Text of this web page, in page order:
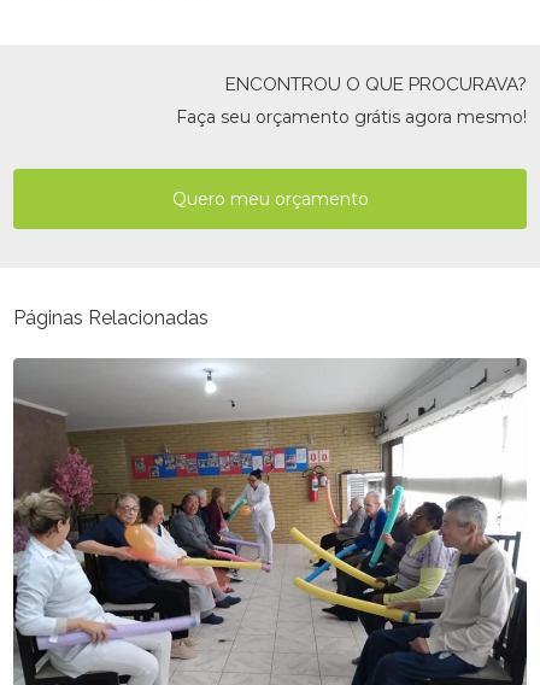
ENCONTROU O QUE PROCURAVA?
Faça seu orçamento grátis agora mesmo!
Quero meu orçamento
Páginas Relacionadas